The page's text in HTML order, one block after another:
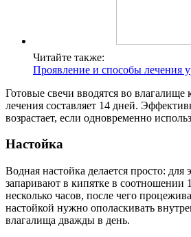
Читайте также:
Проявление и способы лечения
Готовые свечи вводятся во
лечения составляет 14 дней.
возрастает, если одновременно
Настойка
Водная настойка делается просто: для
запаривают в кипятке в соотношении
несколько часов, после чего
настойкой нужно ополаскивать
влагалища дважды в день.